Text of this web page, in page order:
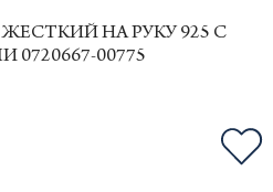
НА РУКУ 925 С
00775